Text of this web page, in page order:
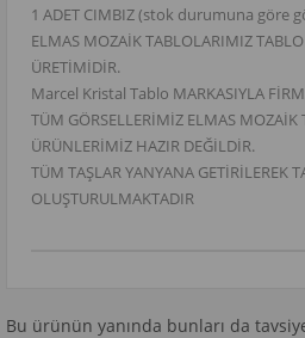
1 ADET CIMBIZ (stok durumuna göre
ELMAS MOZAİK TABLOLARIMIZ
ÜRETİMİDİR.
Marcel Kristal Tablo MARKASIYLA
TÜM GÖRSELLERİMİZ ELMAS MOZAİK
ÜRÜNLERİMİZ HAZIR DEĞİLDİR.
TÜM TAŞLAR YANYANA GETİRİLEREK
OLUŞTURULMAKTADIR
Bu ürünün yanında bunları da